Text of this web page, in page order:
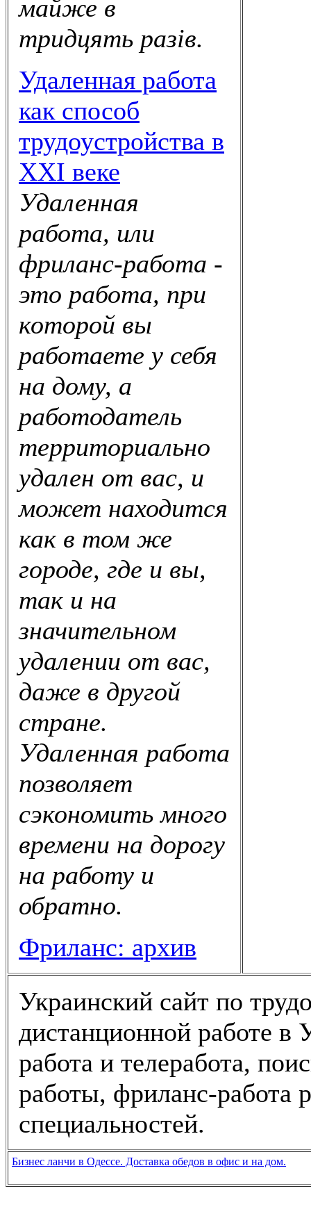
майже в
тридцять разів.
Удаленная работа
как способ
трудоустройства в
XXI веке
Удаленная
работа, или
фриланс-работа -
это работа, при
которой вы
работаете у себя
на дому, а
работодатель
территориально
удален от вас, и
может находится
как в том же
городе, где и вы,
так и на
значительном
удалении от вас,
даже в другой
стране.
Удаленная работа
позволяет
сэкономить много
времени на дорогу
на работу и
обратно.
Фриланс: архив
Украинский сайт по
дистанционной работе в
работа и телеработа,
работы, фриланс-работа
специальностей.
Бизнес ланчи в Одессе. Доставка обедов в офис и на дом.